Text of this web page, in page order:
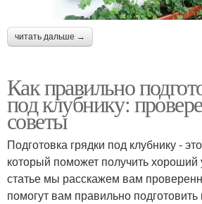
читать дальше →
Как правильно
под клубнику:
советы
Подготовка грядки под клубнику -
который поможет получить хороший
статье мы расскажем вам
помогут вам правильно подготовить